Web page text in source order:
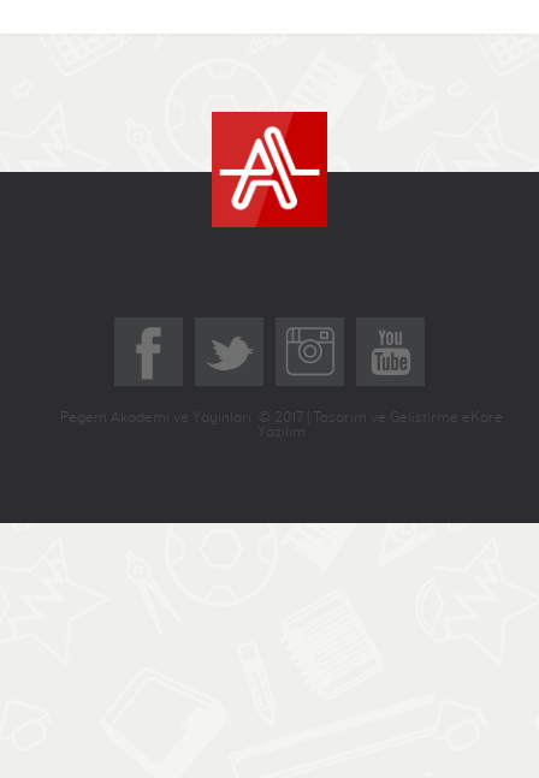
Pegem Akademi ve Yayınları © 2017 | Tasarım ve Geliştirme eKare
Yazılım